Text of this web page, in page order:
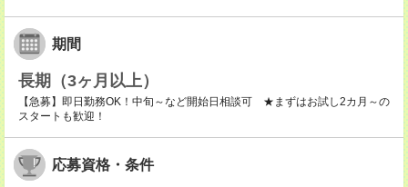
期間
長期（3ヶ月以上）
【急募】即日勤務OK！中旬～など開始日相談可 ★まずはお試し2カ月～の
スタートも歓迎！
応募資格・条件